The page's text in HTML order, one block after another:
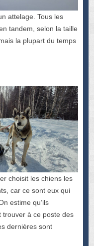
attelage. Tous les
tandem, selon la taille
la plupart du temps
choisit les chiens les
car ce sont eux qui
estime qu’ils
trouver à ce poste des
dernières sont